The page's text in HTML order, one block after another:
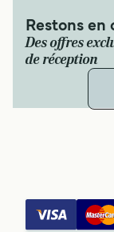
Restons
Des offres
de réception